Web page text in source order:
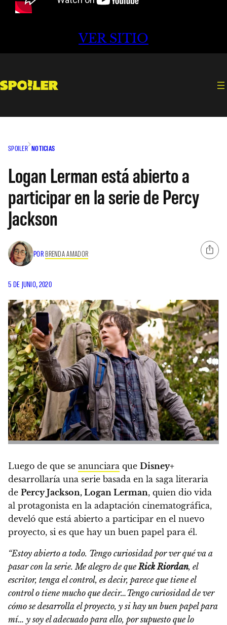
VER SITIO
SPOILER NOTICIAS
Logan Lerman está abierto a
participar en la serie de Percy
Jackson
POR BRENDA AMADOR
5 DE JUNIO, 2020
Luego de que se anunciara que Disney+
desarrollaría una serie basada en la saga literaria
de Percy Jackson, Logan Lerman, quien dio vida
al protagonista en la adaptación cinematográfica,
develó que está abierto a participar en el nuevo
proyecto, si es que hay un buen papel para él.
“Estoy abierto a todo. Tengo curiosidad por ver qué va a
pasar con la serie. Me alegro de que Rick Riordan, el
escritor, tenga el control, es decir, parece que tiene el
control o tiene mucho que decir…Tengo curiosidad de ver
cómo se desarrolla el proyecto, y si hay un buen papel para
mí… y soy el adecuado para ello, por supuesto que lo